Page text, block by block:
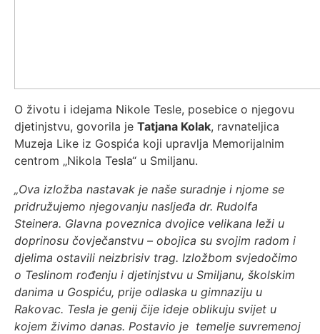
O životu i idejama Nikole Tesle, posebice o njegovu
djetinjstvu, govorila je Tatjana Kolak, ravnateljica
Muzeja Like iz Gospića koji upravlja Memorijalnim
centrom „Nikola Tesla“ u Smiljanu.
„Ova izložba nastavak je naše suradnje i njome se
pridružujemo njegovanju nasljeđa dr. Rudolfa
Steinera. Glavna poveznica dvojice velikana leži u
doprinosu čovječanstvu – obojica su svojim radom i
djelima ostavili neizbrisiv trag. Izložbom svjedočimo
o Teslinom rođenju i djetinjstvu u Smiljanu, školskim
danima u Gospiću, prije odlaska u gimnaziju u
Rakovac. Tesla je genij čije ideje oblikuju svijet u
kojem živimo danas. Postavio je temelje suvremenoj